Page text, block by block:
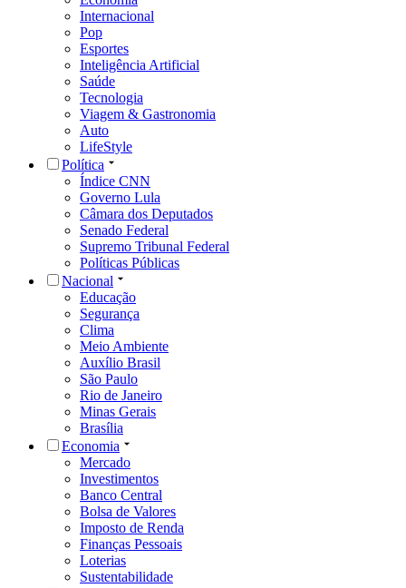
Internacional
Pop
Esportes
Inteligência Artificial
Saúde
Tecnologia
Viagem & Gastronomia
Auto
LifeStyle
Política
Índice CNN
Governo Lula
Câmara dos Deputados
Senado Federal
Supremo Tribunal Federal
Políticas Públicas
Nacional
Educação
Segurança
Clima
Meio Ambiente
Auxílio Brasil
São Paulo
Rio de Janeiro
Minas Gerais
Brasília
Economia
Mercado
Investimentos
Banco Central
Bolsa de Valores
Imposto de Renda
Finanças Pessoais
Loterias
Sustentabilidade